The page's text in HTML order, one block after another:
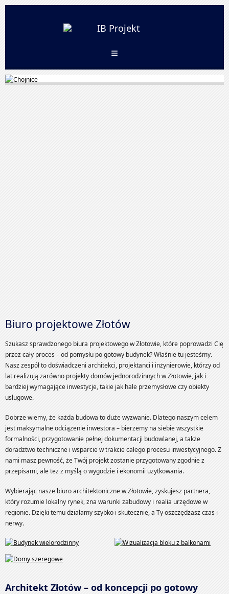
Biuro projektowe Złotów
Szukasz sprawdzonego biura projektowego w Złotowie, które poprowadzi Cię
przez cały proces – od pomysłu po gotowy budynek? Właśnie tu jesteśmy.
Nasz zespół to doświadczeni architekci, projektanci i inżynierowie, którzy od
lat realizują zarówno projekty domów jednorodzinnych w Złotowie, jak i
bardziej wymagające inwestycje, takie jak hale przemysłowe czy obiekty
usługowe.
Dobrze wiemy, że każda budowa to duże wyzwanie. Dlatego naszym celem
jest maksymalne odciążenie inwestora – bierzemy na siebie wszystkie
formalności, przygotowanie pełnej dokumentacji budowlanej, a także
doradztwo techniczne i wsparcie w trakcie całego procesu inwestycyjnego. Z
nami masz pewność, że Twój projekt zostanie przygotowany zgodnie z
przepisami, ale też z myślą o wygodzie i ekonomii użytkowania.
Wybierając nasze biuro architektoniczne w Złotowie, zyskujesz partnera,
który rozumie lokalny rynek, zna warunki zabudowy i realia urzędowe w
regionie. Dzięki temu działamy szybko i skutecznie, a Ty oszczędzasz czas i
nerwy.
Architekt Złotów – od koncepcji po gotowy